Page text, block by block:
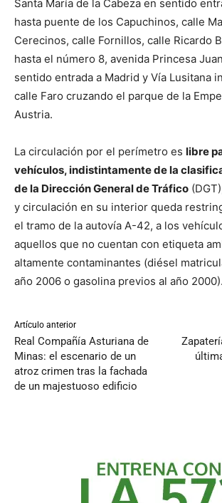
Santa María de la Cabeza en sentido
hasta puente de los Capuchinos, calle
Cerecinos, calle Fornillos, calle Ricardo
hasta el número 8, avenida Princesa
sentido entrada a Madrid y Vía Lusitana
calle Faro cruzando el parque de la
Austria.
La circulación por el perímetro es libre
vehículos, indistintamente de la
de la Dirección General de Tráfico
y circulación en su interior queda
el tramo de la autovía A-42, a los
aquellos que no cuentan con etiqueta
altamente contaminantes (diésel
año 2006 o gasolina previos al año 2000).
Artículo anterior
Real Compañía Asturiana de
Minas: el escenario de un
atroz crimen tras la fachada
de un majestuoso edificio